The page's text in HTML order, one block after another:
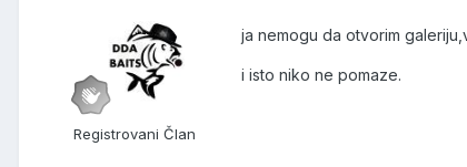
Registrovani Član
ja nemogu da otvorim
i isto niko ne pomaze.